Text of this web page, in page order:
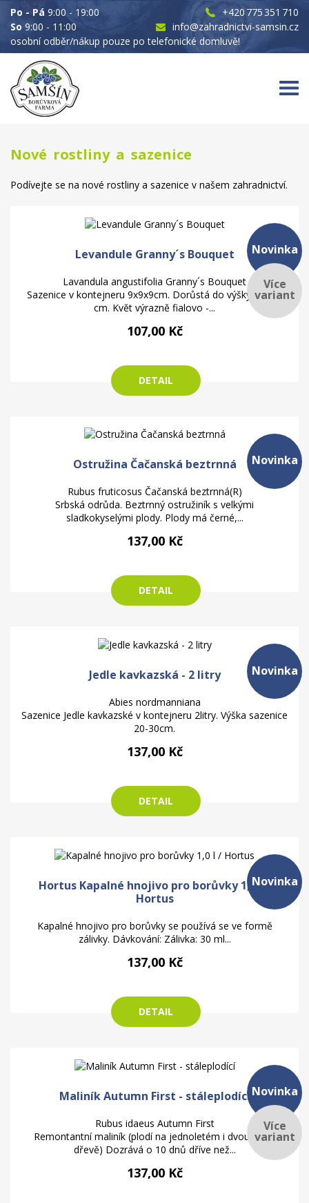
Po - Pá 9:00 - 19:00
So 9:00 - 11:00
+420 775 351 710
info@zahradnictvi-samsin.cz
osobní odběr/nákup pouze po telefonické domluvě!
Nové rostliny a sazenice
Podívejte se na nové rostliny a sazenice v našem zahradnictví.
Levandule Granny´s Bouquet
Lavandula angustifolia Granny´s Bouquet
Sazenice v kontejneru 9x9x9cm. Dorůstá do výšky cca 40
cm. Květ výrazně fialovo -...
107,00 Kč
DETAIL
Novinka
Více
variant
Ostružina Čačanská beztrnná
Rubus fruticosus Čačanská beztrnná(R)
Srbská odrůda. Beztrnný ostružiník s velkými
sladkokyselými plody. Plody má černé,...
137,00 Kč
DETAIL
Novinka
Jedle kavkazská - 2 litry
Abies nordmanniana
Sazenice Jedle kavkazské v kontejneru 2litry. Výška sazenice
20-30cm.
137,00 Kč
DETAIL
Novinka
Hortus Kapalné hnojivo pro borůvky 1,0 l /
Hortus
Kapalné hnojivo pro borůvky se používá se ve formě
zálivky. Dávkování: Zálivka: 30 ml...
137,00 Kč
DETAIL
Novinka
Maliník Autumn First - stáleplodící
Rubus idaeus Autumn First
Remontantní maliník (plodí na jednoletém i dvouletém
dřevě) Dozrává o 10 dnů dříve než...
137,00 Kč
Novinka
Více
variant